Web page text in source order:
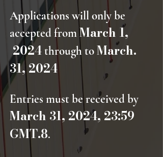
Applications will only be
accepted fromMarch 1,
2024through toMarch.
31, 2024
Entries must be received by
March 31, 2024, 23:59
GMT.8.